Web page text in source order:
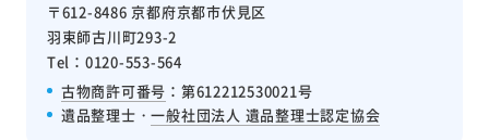
〒612-8486 京都府京都市伏見区
羽束師古川町293-2
Tel：0120-553-564
古物商許可番号 ：第612212530021号
遺品整理士・一般社団法人 遺品整理士認定協会